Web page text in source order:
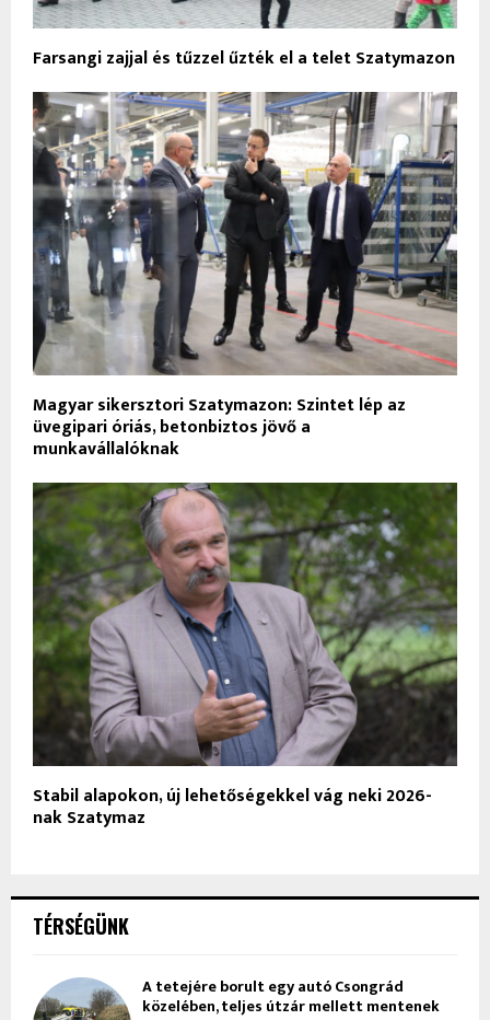
Farsangi zajjal és tűzzel űzték el a telet Szatymazon
Magyar sikersztori Szatymazon: Szintet lép az
üvegipari óriás, betonbiztos jövő a
munkavállalóknak
Stabil alapokon, új lehetőségekkel vág neki 2026-
nak Szatymaz
TÉRSÉGÜNK
A tetejére borult egy autó Csongrád
közelében, teljes útzár mellett mentenek